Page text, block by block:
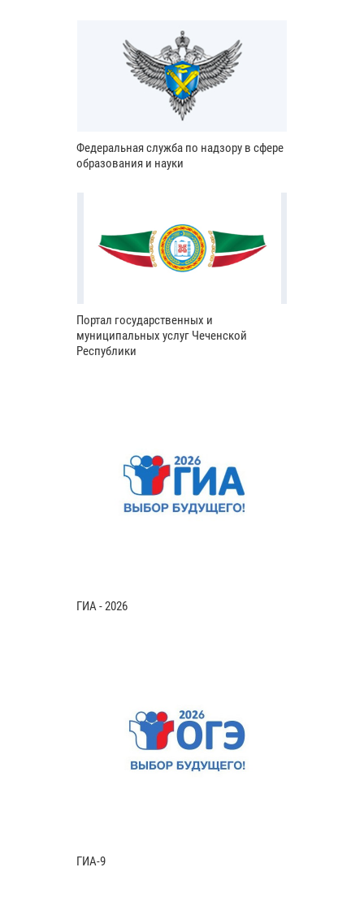
Федеральная служба по надзору в сфере
образования и науки
Портал государственных и
муниципальных услуг Чеченской
Республики
ГИА - 2026
ГИА-9